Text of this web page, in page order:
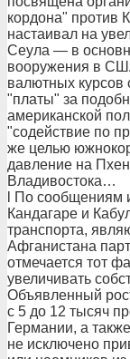
кордона" против
настаивал на
Сеула — в
вооружения в
валютных курсов
"платы" за
американской
"содействие по
же целью
давление на
Владивостока…
l По сообщениям
Кандагаре и
транспорта,
Афганистана
отмечается тот
увеличивать
Объявленный
с 5 до 12 тысяч
Германии, а
не исключено